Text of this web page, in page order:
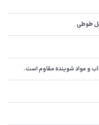
و مواد شوینده مقاوم است.